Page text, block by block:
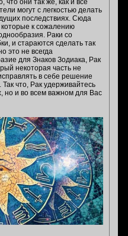
что они так же, как и все
могут с легкостью делать
последствиях. Сюда
к сожалению
Раки со
и стараются сделать так
это не всегда
для Знаков Зодиака, Рак
некоторая часть не
в себе решение
что, Рак удерживайтесь
но и во всем важном для Вас